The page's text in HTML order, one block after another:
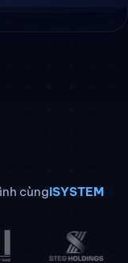
cùngiSYSTEM